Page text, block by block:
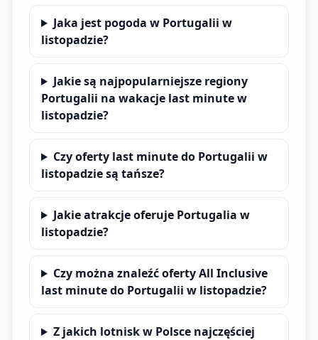
Jaka jest pogoda w Portugalii w
listopadzie?
Jakie są najpopularniejsze regiony
Portugalii na wakacje last minute w
listopadzie?
Czy oferty last minute do Portugalii w
listopadzie są tańsze?
Jakie atrakcje oferuje Portugalia w
listopadzie?
Czy można znaleźć oferty All Inclusive
last minute do Portugalii w listopadzie?
Z jakich lotnisk w Polsce najczęściej